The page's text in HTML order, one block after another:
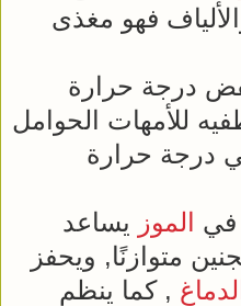
فهو مغذى
درجة حرارة
للأمهات الحوامل
درجة حرارة
في الموز يساعد
متوازنًا, ويحفز
, كما ينظم